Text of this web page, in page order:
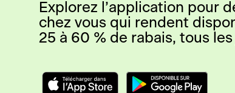
Explorez l’application pour
chez vous qui rendent
25 à 60 % de rabais, tous